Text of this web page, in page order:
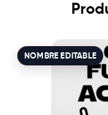
NOMBRE EDITABLE